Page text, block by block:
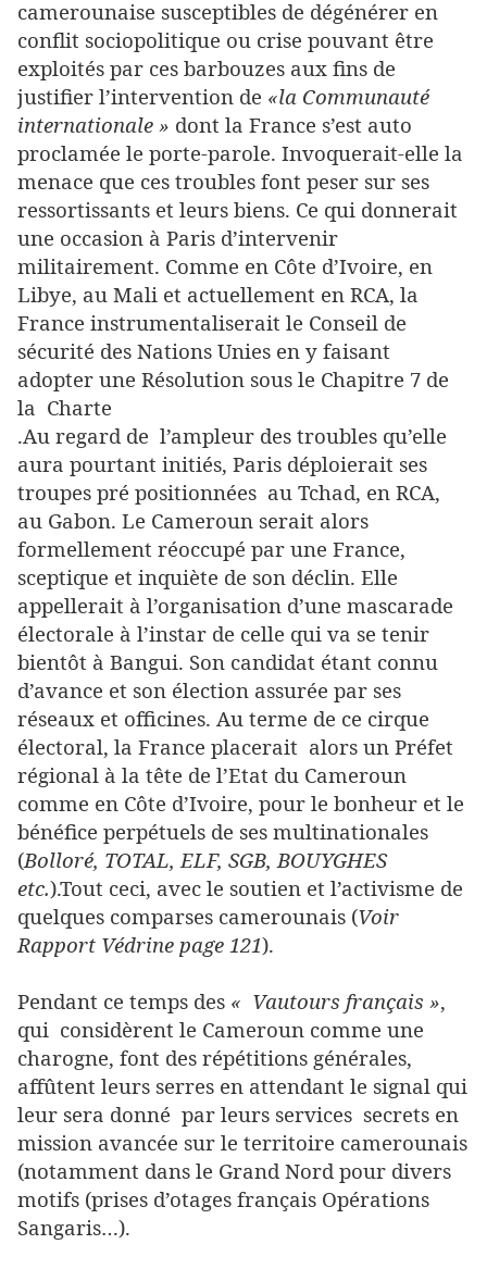
camerounaise susceptibles de dégénérer en
conflit sociopolitique ou crise pouvant être
exploités par ces barbouzes aux fins de
justifier l’intervention de «la Communauté
internationale » dont la France s’est auto
proclamée le porte-parole. Invoquerait-elle la
menace que ces troubles font peser sur ses
ressortissants et leurs biens. Ce qui donnerait
une occasion à Paris d’intervenir
militairement. Comme en Côte d’Ivoire, en
Libye, au Mali et actuellement en RCA, la
France instrumentaliserait le Conseil de
sécurité des Nations Unies en y faisant
adopter une Résolution sous le Chapitre 7 de
la Charte
.Au regard de l’ampleur des troubles qu’elle
aura pourtant initiés, Paris déploierait ses
troupes pré positionnées au Tchad, en RCA,
au Gabon. Le Cameroun serait alors
formellement réoccupé par une France,
sceptique et inquiète de son déclin. Elle
appellerait à l’organisation d’une mascarade
électorale à l’instar de celle qui va se tenir
bientôt à Bangui. Son candidat étant connu
d’avance et son élection assurée par ses
réseaux et officines. Au terme de ce cirque
électoral, la France placerait alors un Préfet
régional à la tête de l’Etat du Cameroun
comme en Côte d’Ivoire, pour le bonheur et le
bénéfice perpétuels de ses multinationales
(Bolloré, TOTAL, ELF, SGB, BOUYGHES
etc.).Tout ceci, avec le soutien et l’activisme de
quelques comparses camerounais (Voir
Rapport Védrine page 121).
Pendant ce temps des « Vautours français »,
qui considèrent le Cameroun comme une
charogne, font des répétitions générales,
affûtent leurs serres en attendant le signal qui
leur sera donné par leurs services secrets en
mission avancée sur le territoire camerounais
(notamment dans le Grand Nord pour divers
motifs (prises d’otages français Opérations
Sangaris…).